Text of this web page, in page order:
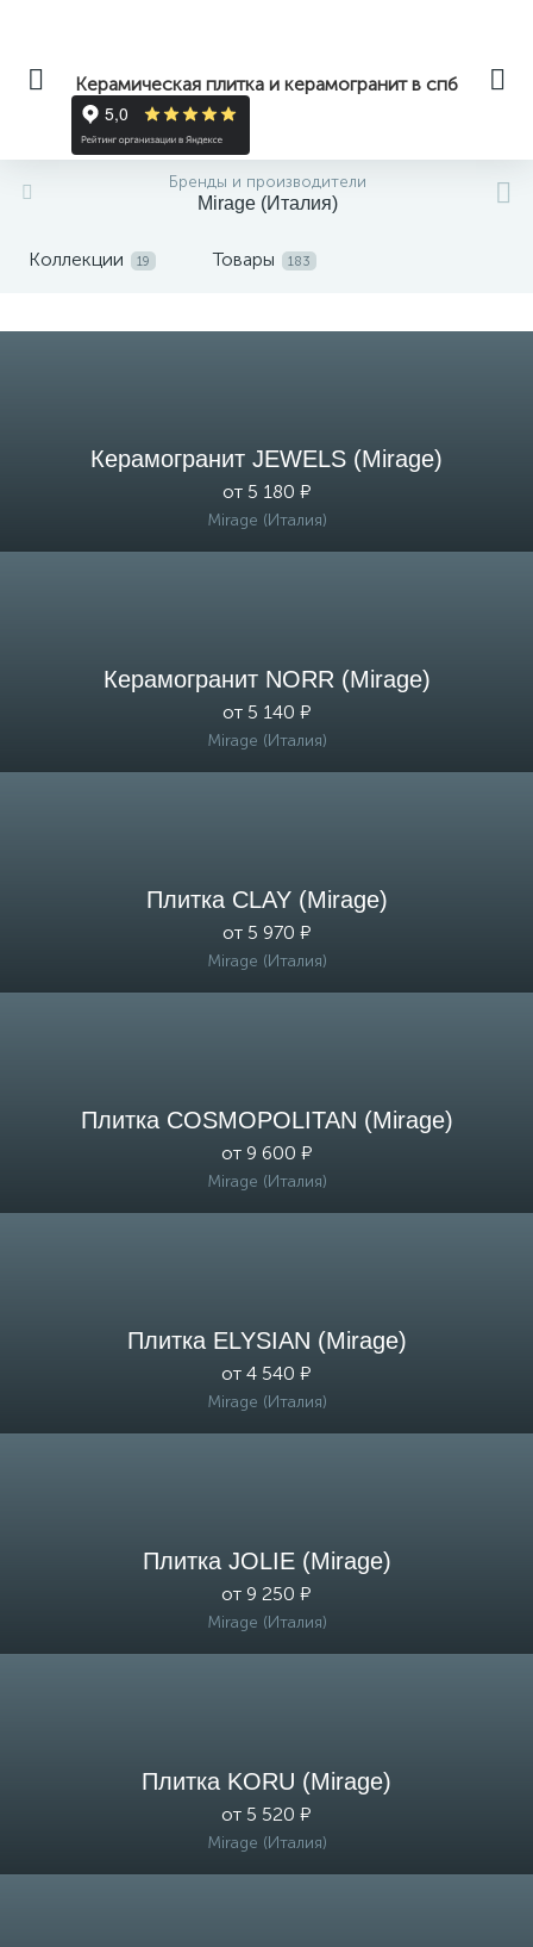
Керамическая плитка и керамогранит в спб
Бренды и производители
Mirage (Италия)
Коллекции 19 Товары 183
Керамогранит JEWELS (Mirage)
от 5 180 ₽
Mirage (Италия)
Керамогранит NORR (Mirage)
от 5 140 ₽
Mirage (Италия)
Плитка CLAY (Mirage)
от 5 970 ₽
Mirage (Италия)
Плитка COSMOPOLITAN (Mirage)
от 9 600 ₽
Mirage (Италия)
Плитка ELYSIAN (Mirage)
от 4 540 ₽
Mirage (Италия)
Плитка JOLIE (Mirage)
от 9 250 ₽
Mirage (Италия)
Плитка KORU (Mirage)
от 5 520 ₽
Mirage (Италия)